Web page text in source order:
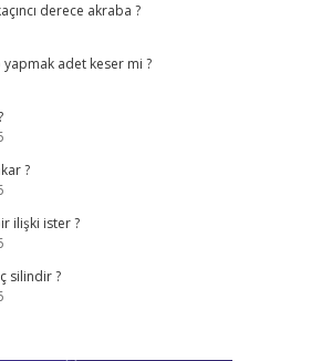
derece akraba ?
adet keser mi ?
?
ilişki ister ?
silindir ?